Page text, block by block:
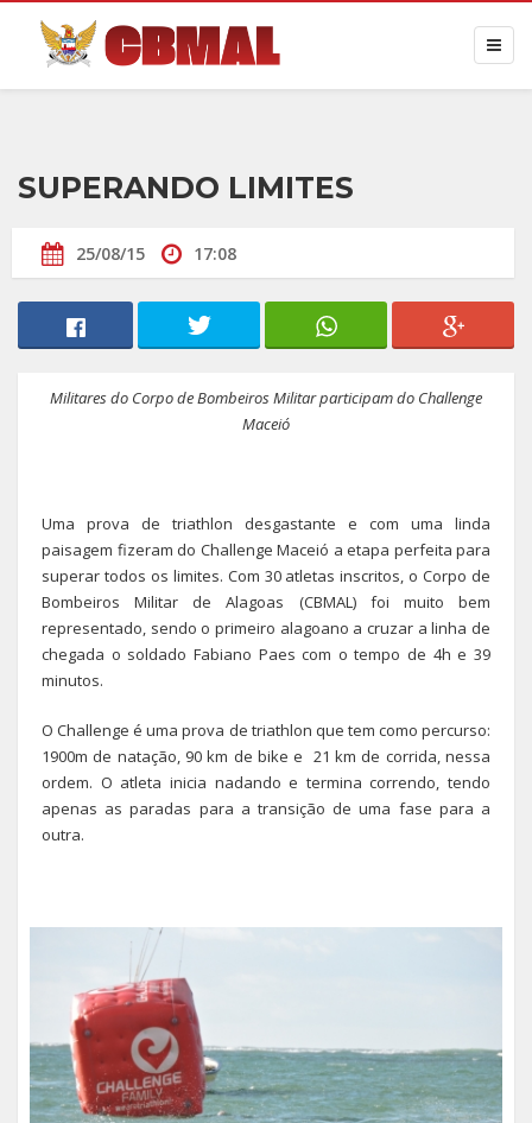
SUPERANDO LIMITES
25/08/15 17:08
Militares do Corpo de Bombeiros Militar participam do Challenge
Maceió
Uma prova de triathlon desgastante e com uma linda
paisagem fizeram do Challenge Maceió a etapa perfeita para
superar todos os limites. Com 30 atletas inscritos, o Corpo de
Bombeiros Militar de Alagoas (CBMAL) foi muito bem
representado, sendo o primeiro alagoano a cruzar a linha de
chegada o soldado Fabiano Paes com o tempo de 4h e 39
minutos.
O Challenge é uma prova de triathlon que tem como percurso:
1900m de natação, 90 km de bike e 21 km de corrida, nessa
ordem. O atleta inicia nadando e termina correndo, tendo
apenas as paradas para a transição de uma fase para a
outra.